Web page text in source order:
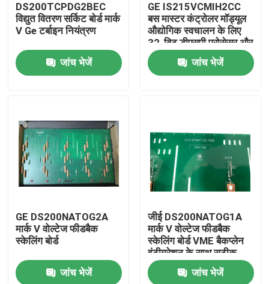
उत्पाद
वीडियो
कारखाना भ्रमण
गुणवत्ता नियंत्रण
DS200TCPDG2BEC
विद्युत वितरण सर्किट बोर्ड मार्क
V Ge टर्बाइन नियंत्रण
जांच भेजें
GE IS215VCMIH2CC
बस मास्टर कंट्रोलर मॉड्यूल
औद्योगिक स्वचालन के लिए
32-बिट डीएसपी प्रोसेसर और
आईओनेट ईथरनेट पोर्ट के
साथ
जांच भेजें
GE DS200NATOG2A
मार्क V वोल्टेज फीडबैक
स्केलिंग बोर्ड
जांच भेजें
जीई DS200NATOG1A
मार्क V वोल्टेज फीडबैक
स्केलिंग बोर्ड VME बैकप्लेन
इंटीग्रेशन के साथ सटीक
एसी/डीसी वोल्टेज एटेन्यूएशन
के लिए
जांच भेजें